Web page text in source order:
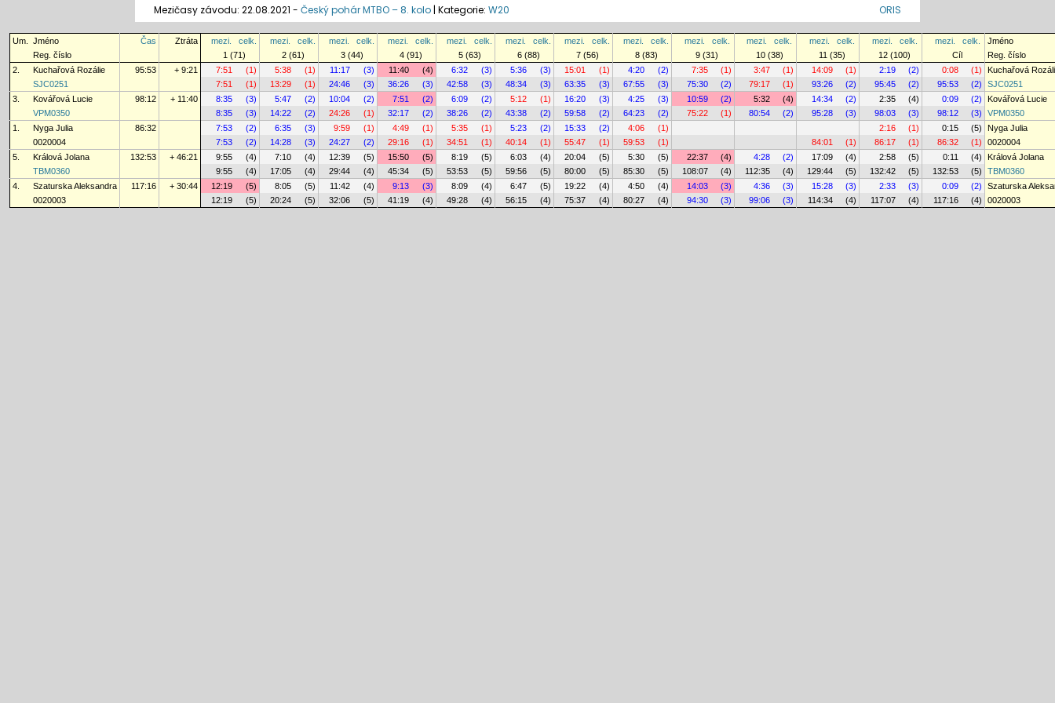
Mezičasy závodu: 22.08.2021 - Český pohár MTBO – 8. kolo | Kategorie: W20 ORIS
Um. Jméno Čas Ztráta mezi. celk. mezi. celk. mezi. celk. mezi. celk. mezi. celk. mezi. celk. mezi. celk. mezi. celk. mezi. celk. mezi. celk. mezi. celk. mezi. celk. mezi. celk.
Jméno
Reg. číslo
1 (71) 2 (61) 3 (44) 4 (91) 5 (63) 6 (88) 7 (56) 8 (83) 9 (31) 10 (38) 11 (35) 12 (100) Cíl
Reg. číslo
2.
Kuchařová Rozálie 95:53 + 9:21 7:51 (1) 5:38 (1) 11:17 (3) 11:40 (4) 6:32 (3) 5:36 (3) 15:01 (1) 4:20 (2) 7:35 (1) 3:47 (1) 14:09 (1) 2:19 (2) 0:08 (1)
Kuchařová
SJC0251
7:51 (1) 13:29 (1) 24:46 (3) 36:26 (3) 42:58 (3) 48:34 (3) 63:35 (3) 67:55 (3) 75:30 (2) 79:17 (1) 93:26 (2) 95:45 (2) 95:53 (2)
SJC0251
3.
Kovářová Lucie 98:12 + 11:40 8:35 (3) 5:47 (2) 10:04 (2) 7:51 (2) 6:09 (2) 5:12 (1) 16:20 (3) 4:25 (3) 10:59 (2) 5:32 (4) 14:34 (2) 2:35 (4) 0:09 (2)
Kovářová Lucie
VPM0350
8:35 (3) 14:22 (2) 24:26 (1) 32:17 (2) 38:26 (2) 43:38 (2) 59:58 (2) 64:23 (2) 75:22 (1) 80:54 (2) 95:28 (3) 98:03 (3) 98:12 (3)
VPM0350
1.
Nyga Julia 86:32 7:53 (2) 6:35 (3) 9:59 (1) 4:49 (1) 5:35 (1) 5:23 (2) 15:33 (2) 4:06 (1) 2:16 (1) 0:15 (5)
Nyga Julia
0020004
7:53 (2) 14:28 (3) 24:27 (2) 29:16 (1) 34:51 (1) 40:14 (1) 55:47 (1) 59:53 (1) 84:01 (1) 86:17 (1) 86:32 (1)
0020004
5.
Králová Jolana 132:53 + 46:21 9:55 (4) 7:10 (4) 12:39 (5) 15:50 (5) 8:19 (5) 6:03 (4) 20:04 (5) 5:30 (5) 22:37 (4) 4:28 (2) 17:09 (4) 2:58 (5) 0:11 (4)
Králová Jolana
TBM0360
9:55 (4) 17:05 (4) 29:44 (4) 45:34 (5) 53:53 (5) 59:56 (5) 80:00 (5) 85:30 (5) 108:07 (4) 112:35 (4) 129:44 (5) 132:42 (5) 132:53 (5)
TBM0360
4.
Szaturska Aleksandra 117:16 + 30:44 12:19 (5) 8:05 (5) 11:42 (4) 9:13 (3) 8:09 (4) 6:47 (5) 19:22 (4) 4:50 (4) 14:03 (3) 4:36 (3) 15:28 (3) 2:33 (3) 0:09 (2)
Szaturska
0020003
12:19 (5) 20:24 (5) 32:06 (5) 41:19 (4) 49:28 (4) 56:15 (4) 75:37 (4) 80:27 (4) 94:30 (3) 99:06 (3) 114:34 (4) 117:07 (4) 117:16 (4) 0020003